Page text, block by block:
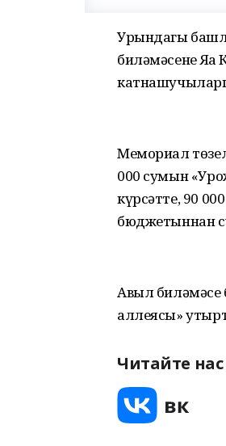
Урындагы
биләмәсенең
Мемориал
000 сумын
күрсәтте, 90
бюджетыннан
Авыл биләмәсе
аллеясы»
Читайте нас